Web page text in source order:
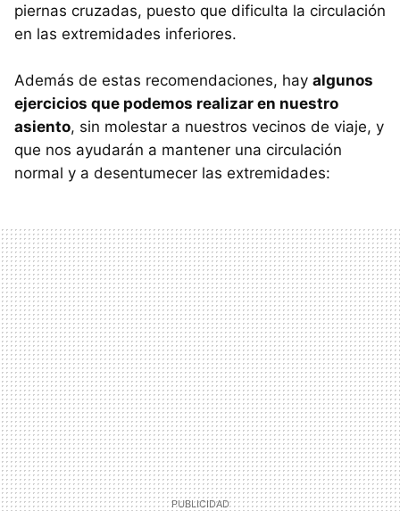
piernas cruzadas, puesto que dificulta la circulación
en las extremidades inferiores.
Además de estas recomendaciones, hay algunos
ejercicios que podemos realizar en nuestro
asiento, sin molestar a nuestros vecinos de viaje, y
que nos ayudarán a mantener una circulación
normal y a desentumecer las extremidades: